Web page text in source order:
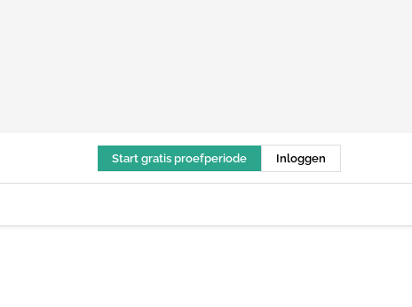
Start gratis proefperiode Inloggen